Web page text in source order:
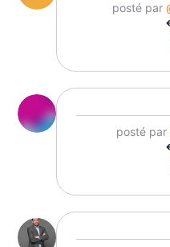
posté par
posté par